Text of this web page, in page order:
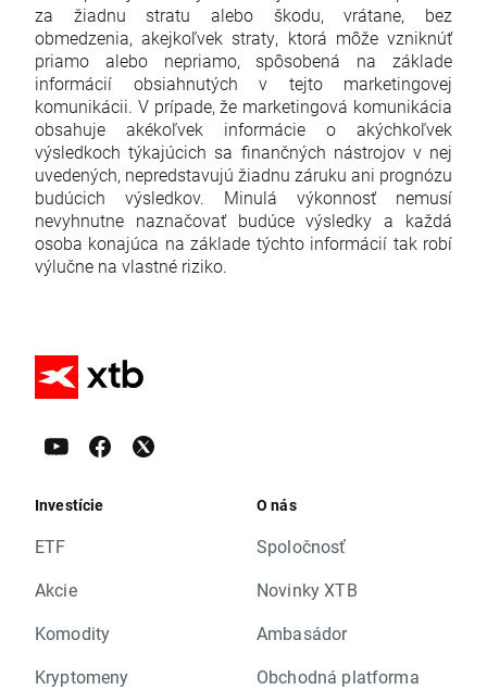
za žiadnu stratu alebo škodu, vrátane, bez
obmedzenia, akejkoľvek straty, ktorá môže vzniknúť
priamo alebo nepriamo, spôsobená na základe
informácií obsiahnutých v tejto marketingovej
komunikácii. V prípade, že marketingová komunikácia
obsahuje akékoľvek informácie o akýchkoľvek
výsledkoch týkajúcich sa finančných nástrojov v nej
uvedených, nepredstavujú žiadnu záruku ani prognózu
budúcich výsledkov. Minulá výkonnosť nemusí
nevyhnutne naznačovať budúce výsledky a každá
osoba konajúca na základe týchto informácií tak robí
výlučne na vlastné riziko.
Investície
ETF
Akcie
Komodity
Kryptomeny
O nás
Spoločnosť
Novinky XTB
Ambasádor
Obchodná platforma